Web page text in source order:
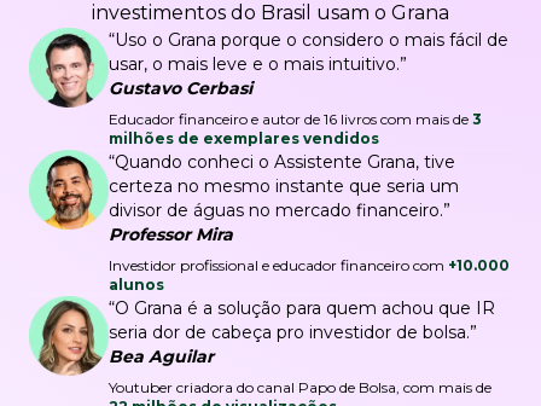
investimentos do Brasil usam o Grana
“Uso o Grana porque o considero o mais fácil de
usar, o mais leve e o mais intuitivo.”
Gustavo Cerbasi
Educador financeiro e autor de 16 livros com mais de 3
milhões de exemplares vendidos
“Quando conheci o Assistente Grana, tive
certeza no mesmo instante que seria um
divisor de águas no mercado financeiro.”
Professor Mira
Investidor profissional e educador financeiro com +10.000
alunos
“O Grana é a solução para quem achou que IR
seria dor de cabeça pro investidor de bolsa.”
Bea Aguilar
Youtuber criadora do canal Papo de Bolsa, com mais de